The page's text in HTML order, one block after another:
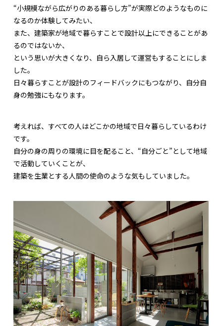
“小規模ながら広がりのある暮らし方”が実際どのようなものに
なるのか体験してみたい、
また、建築家が地域で暮らすことで設計以上にできることがあ
るのではないか、
という思いが大きくなり、自ら入居して運営もすることにしま
した。
日々暮らすことが設計のフィードバックにもつながり、自分自
身の勉強にもなります。
考えれば、すべての人はどこかの地域で日々暮らしているわけ
です。
自分の身の周りの環境に目を配ること、“自分ごと”として地域
で活動していくことが、
建築を生業とする人間の使命のような気もしていました。